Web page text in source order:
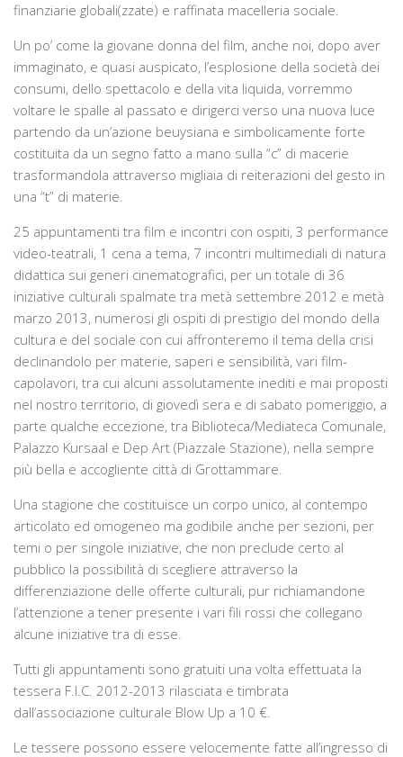
finanziarie globali(zzate) e raffinata macelleria sociale.
Un po’ come la giovane donna del film, anche noi, dopo aver
immaginato, e quasi auspicato, l’esplosione della società dei
consumi, dello spettacolo e della vita liquida, vorremmo
voltare le spalle al passato e dirigerci verso una nuova luce
partendo da un’azione beuysiana e simbolicamente forte
costituita da un segno fatto a mano sulla “c” di macerie
trasformandola attraverso migliaia di reiterazioni del gesto in
una “t” di materie.
25 appuntamenti tra film e incontri con ospiti, 3 performance
video-teatrali, 1 cena a tema, 7 incontri multimediali di natura
didattica sui generi cinematografici, per un totale di 36
iniziative culturali spalmate tra metà settembre 2012 e metà
marzo 2013, numerosi gli ospiti di prestigio del mondo della
cultura e del sociale con cui affronteremo il tema della crisi
declinandolo per materie, saperi e sensibilità, vari film-
capolavori, tra cui alcuni assolutamente inediti e mai proposti
nel nostro territorio, di giovedì sera e di sabato pomeriggio, a
parte qualche eccezione, tra Biblioteca/Mediateca Comunale,
Palazzo Kursaal e Dep Art (Piazzale Stazione), nella sempre
più bella e accogliente città di Grottammare.
Una stagione che costituisce un corpo unico, al contempo
articolato ed omogeneo ma godibile anche per sezioni, per
temi o per singole iniziative, che non preclude certo al
pubblico la possibilità di scegliere attraverso la
differenziazione delle offerte culturali, pur richiamandone
l’attenzione a tener presente i vari fili rossi che collegano
alcune iniziative tra di esse.
Tutti gli appuntamenti sono gratuiti una volta effettuata la
tessera F.I.C. 2012-2013 rilasciata e timbrata
dall’associazione culturale Blow Up a 10 €.
Le tessere possono essere velocemente fatte all’ingresso di